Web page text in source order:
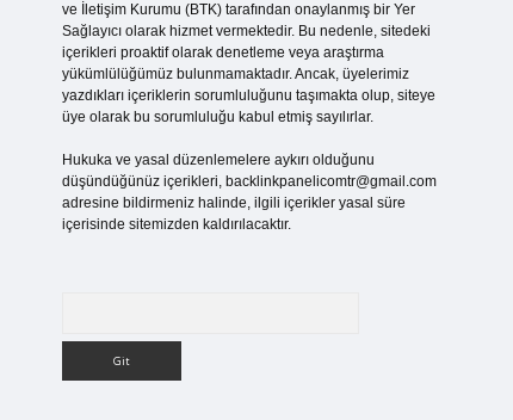
ve İletişim Kurumu (BTK) tarafından onaylanmış bir Yer
Sağlayıcı olarak hizmet vermektedir. Bu nedenle, sitedeki
içerikleri proaktif olarak denetleme veya araştırma
yükümlülüğümüz bulunmamaktadır. Ancak, üyelerimiz
yazdıkları içeriklerin sorumluluğunu taşımakta olup, siteye
üye olarak bu sorumluluğu kabul etmiş sayılırlar.
Hukuka ve yasal düzenlemelere aykırı olduğunu
düşündüğünüz içerikleri, backlinkpanelicomtr@gmail.com
adresine bildirmeniz halinde, ilgili içerikler yasal süre
içerisinde sitemizden kaldırılacaktır.